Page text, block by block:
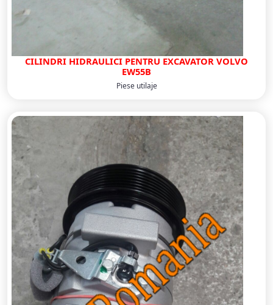
CILINDRI HIDRAULICI PENTRU EXCAVATOR VOLVO
EW55B
Piese utilaje